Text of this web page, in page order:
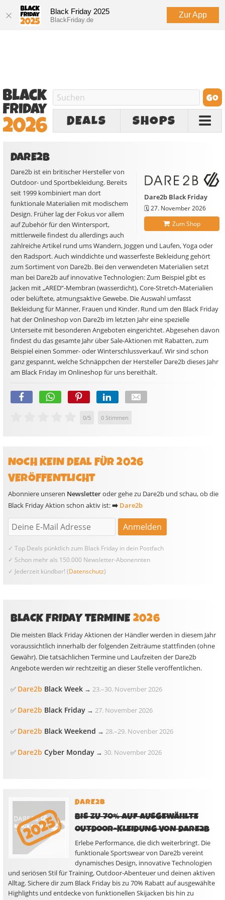
Black Friday 2025
BlackFriday.de
Zur App
DEALS SHOPS
DARE2B
Dare2b Black Friday
🗓️27. November 2026
Zum Shop
Dare2b ist ein britischer Hersteller von
Outdoor- und Sportbekleidung. Bereits
seit 1999 kombiniert man dort
funktionale Materialien mit modischem
Design. Früher lag der Fokus vor allem
auf Zubehör für den Wintersport,
mittlerweile findest du allerdings auch
zahlreiche Artikel rund ums Wandern, Joggen und Laufen, Yoga oder
den Radsport. Auch winddichte und wasserfeste Bekleidung gehört
zum Sortiment von Dare2b. Bei den verwendeten Materialien setzt
man bei Dare2b auf innovative Technologien: Zum Beispiel gibt es
Jacken mit „ARED“-Membran (wasserdicht), Core-Stretch-Materialien
oder belüftete, atmungsaktive Gewebe. Die Auswahl umfasst
Bekleidung für Männer, Frauen und Kinder. Rund um den Black Friday
hat der Onlineshop von Dare2b im letzten Jahr eine spezielle
Unterseite mit besonderen Angeboten eingerichtet. Abgesehen davon
findest du das gesamte Jahr über Sale-Aktionen mit Rabatten, zum
Beispiel einen Sommer- oder Winterschlussverkauf. Wir sind schon
ganz gespannt, welche Schnäppchen der Hersteller Dare2b dieses Jahr
am Black Friday im Onlineshop für uns bereithält.
0/5 0 Stimmen
NOCH KEIN DEAL FÜR 2026
VERÖFFENTLICHT
Abonniere unseren Newsletteroder gehe zu Dare2b und schau, ob die
Black Friday Aktion schon aktiv ist:➡️ Dare2b
✓ Top Deals pünktlich zum Black Friday in dein Postfach
✓ Schon mehr als 150.000 Newsletter-Abonennten
✓ Jederzeit kündbar! (Datenschutz)
BLACK FRIDAY TERMINE2026
Die meisten Black Friday Aktionen der Händler werden in diesem Jahr
voraussichtlich innerhalb der folgenden Zeiträume stattfinden (ohne
Gewähr). Die tatsächlichen Termine und Laufzeiten der Dare2b
Angebote werden wir rechtzeitig an dieser Stelle veröffentlichen.
✅ Dare2b Black Week → 23.–30. November 2026
✅ Dare2b Black Friday → 27. November 2026
✅ Dare2b Black Weekend → 28.–29. Novenber 2026
✅ Dare2b Cyber Monday → 30. November 2026
DARE2B
BIS ZU 70% AUF AUSGEWÄHLTE
OUTDOOR-KLEIDUNG VON DARE2B
Erlebe Performance, die dich weiterbringt. Die
funktionale Sportswear von Dare2b vereint
dynamisches Design, innovative Technologien
und seriösen Stil für Training, Outdoor-Abenteuer und deinen aktiven
Alltag. Sichere dir zum Black Friday bis zu 70% Rabatt auf ausgewählte
Highlights und entdecke von funktionellen Skijacken bis hin zu